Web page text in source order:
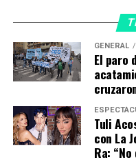
fortaleza institucional
permite establecer
condiciones laborales y
Palabras del
Por su parte, el ministro
Nicolás Trotta,
acompañamiento
educativo pampeano
GENERAL
El paro
Tuli
con La
Ra: